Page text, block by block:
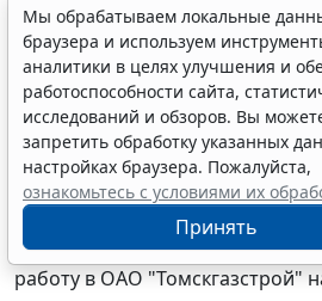
работников, постоянная работа
осуществляется в пути или
характер, служебными
признаются.
В судебном заседании
года между ОАО
был заключен трудовой
условиям которого Сайнаков
работу в ОАО "Томскгазстрой"
Мы обрабатываем локальные
браузера и используем
аналитики в целях улучшения и
работоспособности сайта,
исследований и обзоров. Вы
запретить обработку указанных
настройках браузера. Пожалуйста,
ознакомьтесь с условиями их
Принять